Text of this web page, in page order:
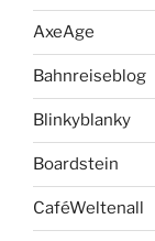
AxeAge
Bahnreiseblog
Blinkyblanky
Boardstein
CaféWeltenall